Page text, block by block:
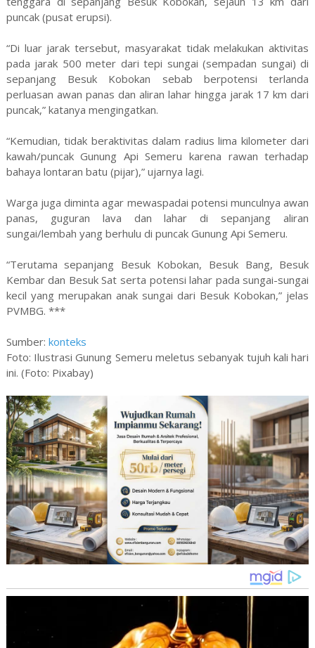
puncak (pusat erupsi).
“Di luar jarak tersebut, masyarakat tidak melakukan aktivitas
pada jarak 500 meter dari tepi sungai (sempadan sungai) di
sepanjang Besuk Kobokan sebab berpotensi terlanda
perluasan awan panas dan aliran lahar hingga jarak 17 km dari
puncak,” katanya mengingatkan.
“Kemudian, tidak beraktivitas dalam radius lima kilometer dari
kawah/puncak Gunung Api Semeru karena rawan terhadap
bahaya lontaran batu (pijar),” ujarnya lagi.
Warga juga diminta agar mewaspadai potensi munculnya awan
panas, guguran lava dan lahar di sepanjang aliran
sungai/lembah yang berhulu di puncak Gunung Api Semeru.
“Terutama sepanjang Besuk Kobokan, Besuk Bang, Besuk
Kembar dan Besuk Sat serta potensi lahar pada sungai-sungai
kecil yang merupakan anak sungai dari Besuk Kobokan,” jelas
PVMBG. ***
Sumber: konteks
Foto: Ilustrasi Gunung Semeru meletus sebanyak tujuh kali hari
ini. (Foto: Pixabay)